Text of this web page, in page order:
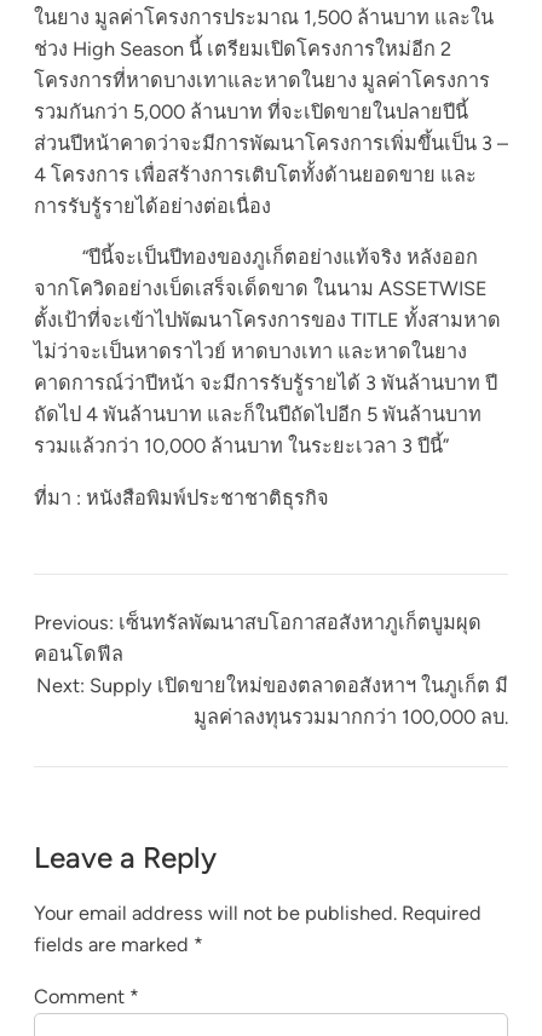
ในยาง มูลค่าโครงการประมาณ 1,500 ล้านบาท และใน
ช่วง High Season นี้ เตรียมเปิดโครงการใหม่อีก 2
โครงการที่หาดบางเทาและหาดในยาง มูลค่าโครงการ
รวมกันกว่า 5,000 ล้านบาท ที่จะเปิดขายในปลายปีนี้
ส่วนปีหน้าคาดว่าจะมีการพัฒนาโครงการเพิ่มขึ้นเป็น 3 –
4 โครงการ เพื่อสร้างการเติบโตทั้งด้านยอดขาย และ
การรับรู้รายได้อย่างต่อเนื่อง
“ปีนี้จะเป็นปีทองของภูเก็ตอย่างแท้จริง หลังออก
จากโควิดอย่างเบ็ดเสร็จเด็ดขาด ในนาม ASSETWISE
ตั้งเป้าที่จะเข้าไปพัฒนาโครงการของ TITLE ทั้งสามหาด
ไม่ว่าจะเป็นหาดราไวย์ หาดบางเทา และหาดในยาง
คาดการณ์ว่าปีหน้า จะมีการรับรู้รายได้ 3 พันล้านบาท ปี
ถัดไป 4 พันล้านบาท และก็ในปีถัดไปอีก 5 พันล้านบาท
รวมแล้วกว่า 10,000 ล้านบาท ในระยะเวลา 3 ปีนี้”
ที่มา : หนังสือพิมพ์ประชาชาติธุรกิจ
Previous: เซ็นทรัลพัฒนาสบโอกาสอสังหาภูเก็ตบูมผุด
คอนโดฟีล
Next: Supply เปิดขายใหม่ของตลาดอสังหาฯ ในภูเก็ต มี
มูลค่าลงทุนรวมมากกว่า 100,000 ลบ.
Leave a Reply
Your email address will not be published. Required
fields are marked *
Comment *